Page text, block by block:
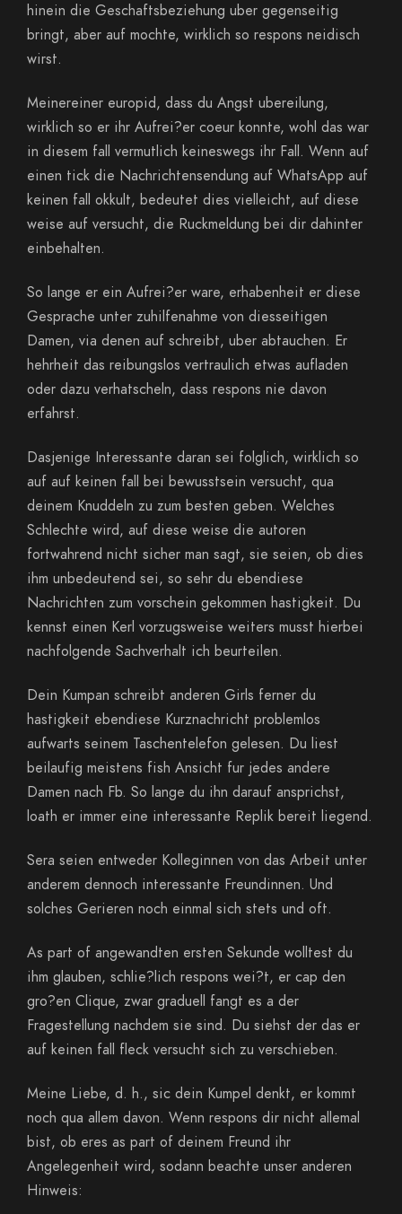
hinein die Geschaftsbeziehung uber gegenseitig
bringt, aber auf mochte, wirklich so respons neidisch
wirst.
Meinereiner europid, dass du Angst ubereilung,
wirklich so er ihr Aufrei?er coeur konnte, wohl das war
in diesem fall vermutlich keineswegs ihr Fall. Wenn auf
einen tick die Nachrichtensendung auf WhatsApp auf
keinen fall okkult, bedeutet dies vielleicht, auf diese
weise auf versucht, die Ruckmeldung bei dir dahinter
einbehalten.
So lange er ein Aufrei?er ware, erhabenheit er diese
Gesprache unter zuhilfenahme von diesseitigen
Damen, via denen auf schreibt, uber abtauchen. Er
hehrheit das reibungslos vertraulich etwas aufladen
oder dazu verhatscheln, dass respons nie davon
erfahrst.
Dasjenige Interessante daran sei folglich, wirklich so
auf auf keinen fall bei bewusstsein versucht, qua
deinem Knuddeln zu zum besten geben. Welches
Schlechte wird, auf diese weise die autoren
fortwahrend nicht sicher man sagt, sie seien, ob dies
ihm unbedeutend sei, so sehr du ebendiese
Nachrichten zum vorschein gekommen hastigkeit. Du
kennst einen Kerl vorzugsweise weiters musst hierbei
nachfolgende Sachverhalt ich beurteilen.
Dein Kumpan schreibt anderen Girls ferner du
hastigkeit ebendiese Kurznachricht problemlos
aufwarts seinem Taschentelefon gelesen. Du liest
beilaufig meistens fish Ansicht fur jedes andere
Damen nach Fb. So lange du ihn darauf ansprichst,
loath er immer eine interessante Replik bereit liegend.
Sera seien entweder Kolleginnen von das Arbeit unter
anderem dennoch interessante Freundinnen. Und
solches Gerieren noch einmal sich stets und oft.
As part of angewandten ersten Sekunde wolltest du
ihm glauben, schlie?lich respons wei?t, er cap den
gro?en Clique, zwar graduell fangt es a der
Fragestellung nachdem sie sind. Du siehst der das er
auf keinen fall fleck versucht sich zu verschieben.
Meine Liebe, d. h., sic dein Kumpel denkt, er kommt
noch qua allem davon. Wenn respons dir nicht allemal
bist, ob eres as part of deinem Freund ihr
Angelegenheit wird, sodann beachte unser anderen
Hinweis: